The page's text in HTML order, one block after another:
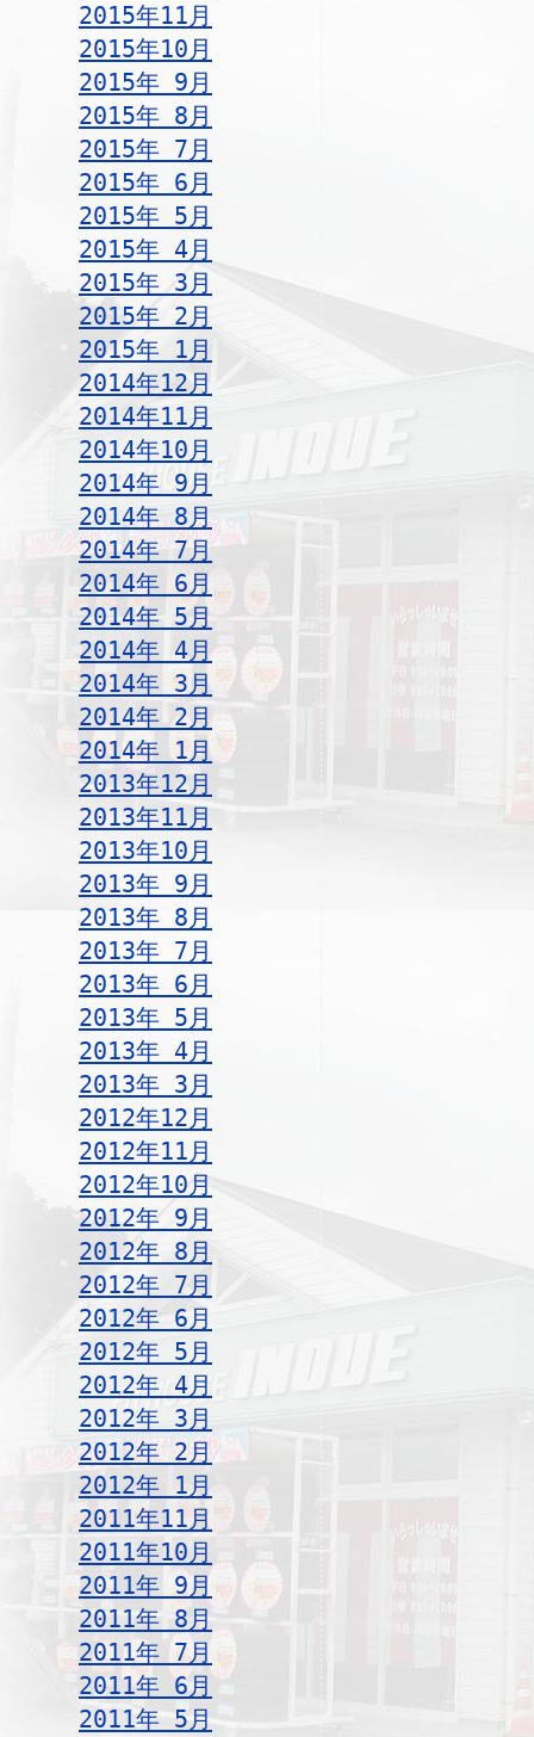
2015年11月
2015年10月
2015年 9月
2015年 8月
2015年 7月
2015年 6月
2015年 5月
2015年 4月
2015年 3月
2015年 2月
2015年 1月
2014年12月
2014年11月
2014年10月
2014年 9月
2014年 8月
2014年 7月
2014年 6月
2014年 5月
2014年 4月
2014年 3月
2014年 2月
2014年 1月
2013年12月
2013年11月
2013年10月
2013年 9月
2013年 8月
2013年 7月
2013年 6月
2013年 5月
2013年 4月
2013年 3月
2012年12月
2012年11月
2012年10月
2012年 9月
2012年 8月
2012年 7月
2012年 6月
2012年 5月
2012年 4月
2012年 3月
2012年 2月
2012年 1月
2011年11月
2011年10月
2011年 9月
2011年 8月
2011年 7月
2011年 6月
2011年 5月